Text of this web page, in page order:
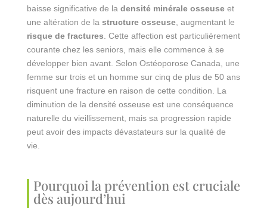
baisse significative de la densité minérale osseuseet
une altération de la structure osseuse, augmentant le
risque de fractures . Cette affection est particulièrement
courante chez les seniors, mais elle commence à se
développer bien avant. Selon Ostéoporose Canada, une
femme sur trois et un homme sur cinq de plus de 50 ans
risquent une fracture en raison de cette condition. La
diminution de la densité osseuse est une conséquence
naturelle du vieillissement, mais sa progression rapide
peut avoir des impacts dévastateurs sur la qualité de
vie.
Pourquoi la prévention est cruciale
dès aujourd’hui